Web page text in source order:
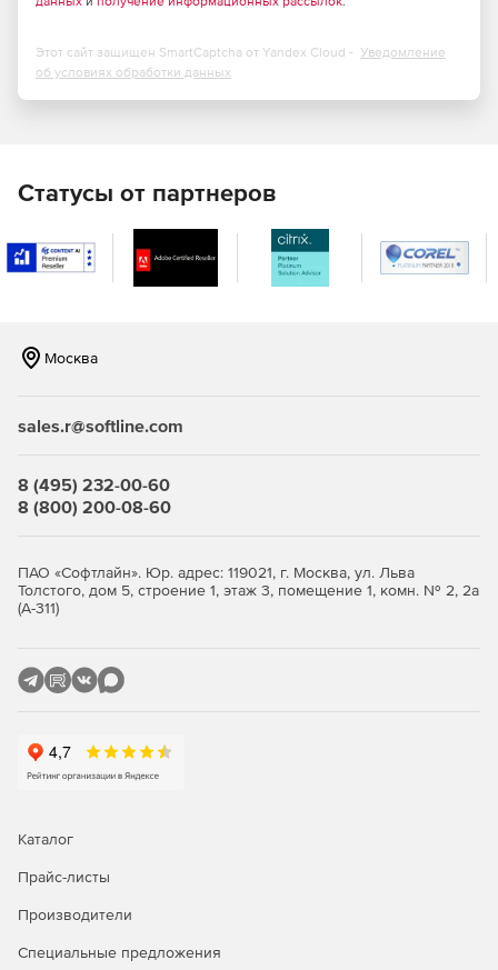
Автоматическая установка и настройка удаленных
Мгновенная очистка Active Directory (от устаревших
объектов).
Восстановление недавно удаленных объектов Active
просмотра, редактирования и поиска.
Microsoft Access и Microsoft SQL.
Автоматический и запланированный вывод
Удаленная настройка имен компьютеров, IP-адресов,
Полнофункциональное удаленное управление
Удаленное восстановление ключей продуктов.
доменами и рабочими группами.
Задачи администрирования можно выполнять
Этот сайт защищен SmartCaptcha от Yandex Cloud - Уведомление
об условиях обработки данных
Статусы от партнеров
Москва
sales.r@softline.com
8 (495) 232-00-60
8 (800) 200-08-60
ПАО «Софтлайн». Юр. адрес: 119021, г. Москва, ул. Льва
Толстого, дом 5, строение 1, этаж 3, помещение 1, комн. № 2, 2а
(А-311)
Каталог
Прайс-листы
Производители
Специальные предложения